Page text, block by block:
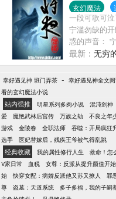
玄幻魔法
一段可歌可
宁滥勿缺的
惑的声音：
最新： 无穷
幸好遇见神 班门弄茶 - 幸好遇见神全文
看的玄幻魔法小说
站内强推 明星系列多肉小说 混沌剑神
爱
魔艳武林后宫传 万族之劫 不良之年
游戏
金陵春 全职法师 吞噬：开局疯狂
选手
医妃替嫁后，残疾王爷被气得乱跳
经典收藏 我的属性修行人生 救命！怎
V家日常
血税 女尊：反派从提升颜值开
始
快穿女配：病娇反派他又苏又撩人 罪
尊
盗墓：天道系统 多子多福，我的子嗣